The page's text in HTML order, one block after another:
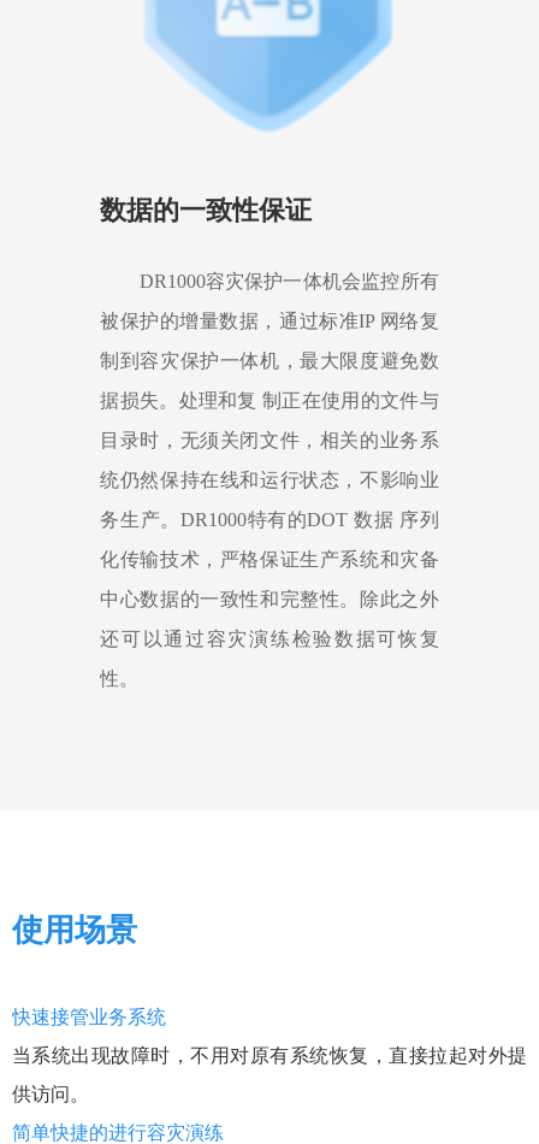
数据的一致性保证
DR1000容灾保护一体机会监控所有
被保护的增量数据，通过标准IP 网络复
制到容灾保护一体机，最大限度避免数
据损失。处理和复 制正在使用的文件与
目录时，无须关闭文件，相关的业务系
统仍然保持在线和运行状态，不影响业
务生产。DR1000特有的DOT 数据 序列
化传输技术，严格保证生产系统和灾备
中心数据的一致性和完整性。除此之外
还可以通过容灾演练检验数据可恢复
性。
使用场景
快速接管业务系统
当系统出现故障时，不用对原有系统恢复，直接拉起对外提
供访问。
简单快捷的进行容灾演练